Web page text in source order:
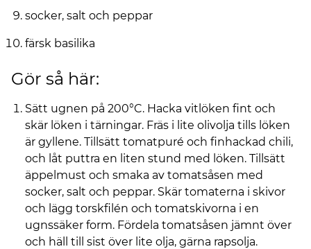
socker, salt och peppar
färsk basilika
Gör så här:
Sätt ugnen på 200°C. Hacka vitlöken fint och
skär löken i tärningar. Fräs i lite olivolja tills löken
är gyllene. Tillsätt tomatpuré och finhackad chili,
och låt puttra en liten stund med löken. Tillsätt
äppelmust och smaka av tomatsåsen med
socker, salt och peppar. Skär tomaterna i skivor
och lägg torskfilén och tomatskivorna i en
ugnssäker form. Fördela tomatsåsen jämnt över
och häll till sist över lite olja, gärna rapsolja.